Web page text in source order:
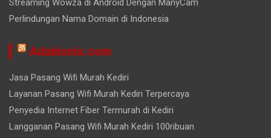
Streaming Wowza di Android Dengan ManyCam
Perlindungan Nama Domain di Indonesia
Adabisnis.com
Jasa Pasang Wifi Murah Kediri
Layanan Pasang Wifi Murah Kediri Terpercaya
Penyedia Internet Fiber Termurah di Kediri
Langganan Pasang Wifi Murah Kediri 100ribuan